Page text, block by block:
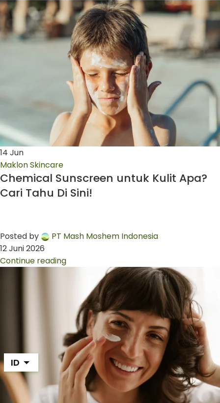
14 Jun
Maklon Skincare
Chemical Sunscreen untuk Kulit Apa?
Cari Tahu Di Sini!
Posted by
PT Mash Moshem Indonesia
12 Juni 2026
Continue reading
ID